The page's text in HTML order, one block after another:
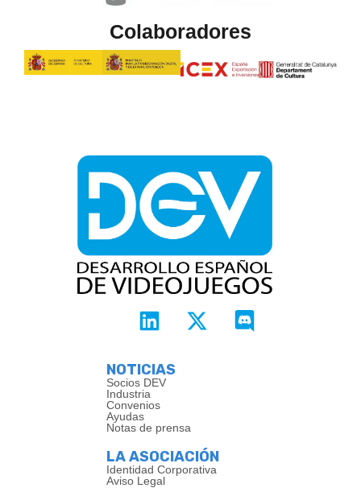
Colaboradores
NOTICIAS
Socios DEV
Industria
Convenios
Ayudas
Notas de prensa
LA ASOCIACIÓN
Identidad Corporativa
Aviso Legal